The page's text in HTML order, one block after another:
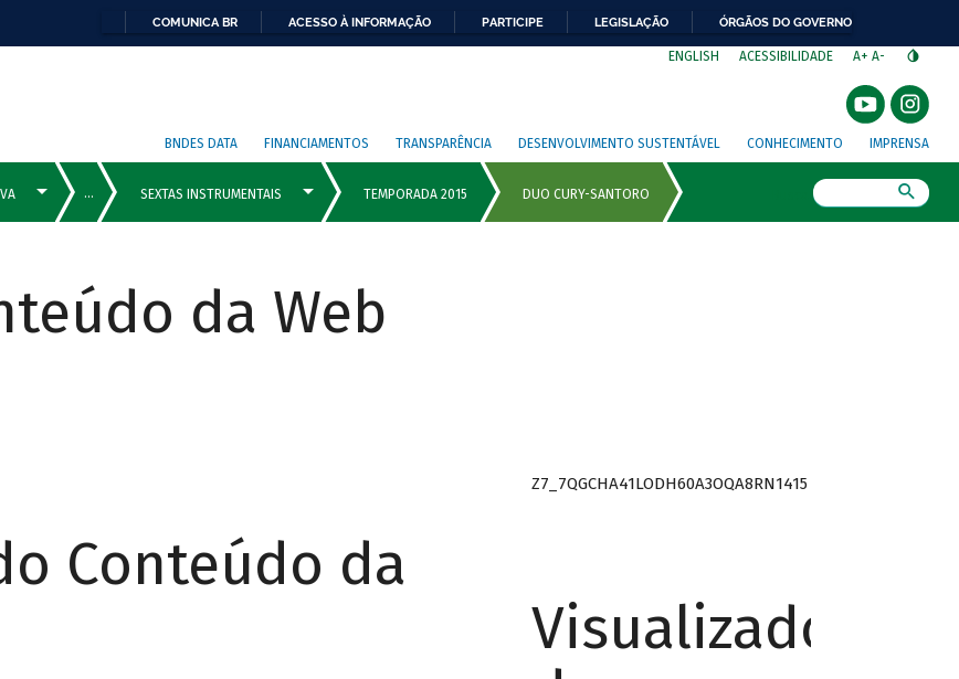
COMUNICA BR ACESSO À INFORMAÇÃO PARTICIPE LEGISLAÇÃO ÓRGÃOS DO GOVERNO
ENGLISH ACESSIBILIDADE A+ A-
BNDES DATA FINANCIAMENTOS TRANSPARÊNCIA DESENVOLVIMENTO SUSTENTÁVEL CONHECIMENTO IMPRENSA
da Web
Conteúdo da
Z7_7QGCHA41LODH60A3OQA8RN1415
Visualizador